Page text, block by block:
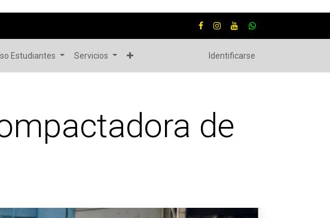
Estudiantes Servicios Identificarse
de